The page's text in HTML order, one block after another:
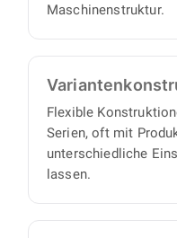
Maschinenstruktur.
Flexible
Serien, oft mit
unterschiedliche
lassen.